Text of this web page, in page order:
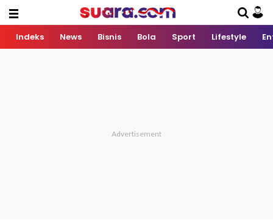
Indeks News Bisnis Bola Sport Lifestyle